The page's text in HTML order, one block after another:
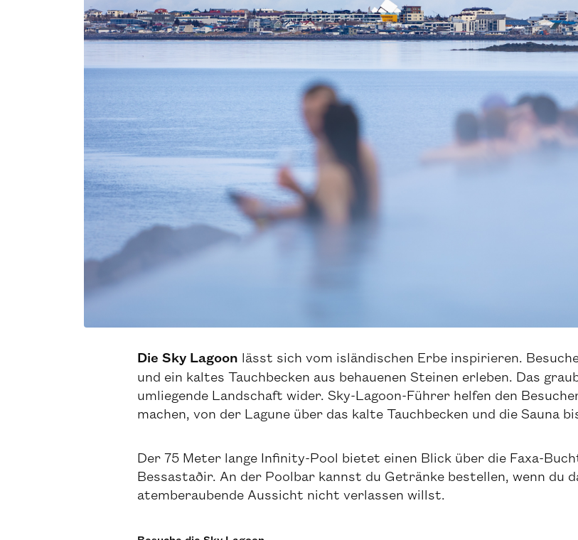
Die Sky Lagoon lässt sich vom isländischen Erbe inspirieren.
und ein kaltes Tauchbecken aus behauenen Steinen erleben. Das
umliegende Landschaft wider. Sky-Lagoon-Führer helfen den
machen, von der Lagune über das kalte Tauchbecken und die Sauna
Der 75 Meter lange Infinity-Pool bietet einen Blick über die Faxa-
Bessastaðir. An der Poolbar kannst du Getränke bestellen, wenn du
atemberaubende Aussicht nicht verlassen willst.